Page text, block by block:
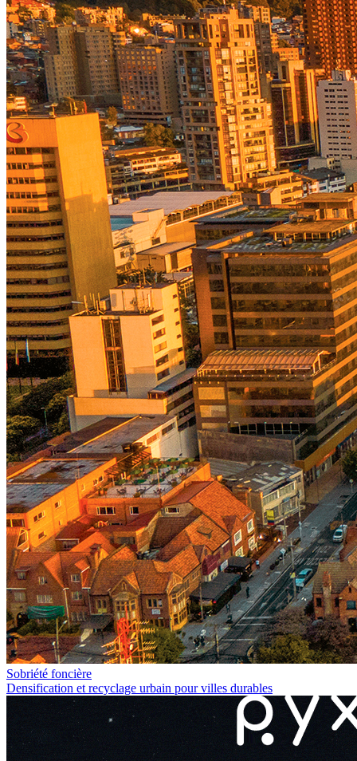
Sobriété foncière
Densification et recyclage urbain pour villes durables